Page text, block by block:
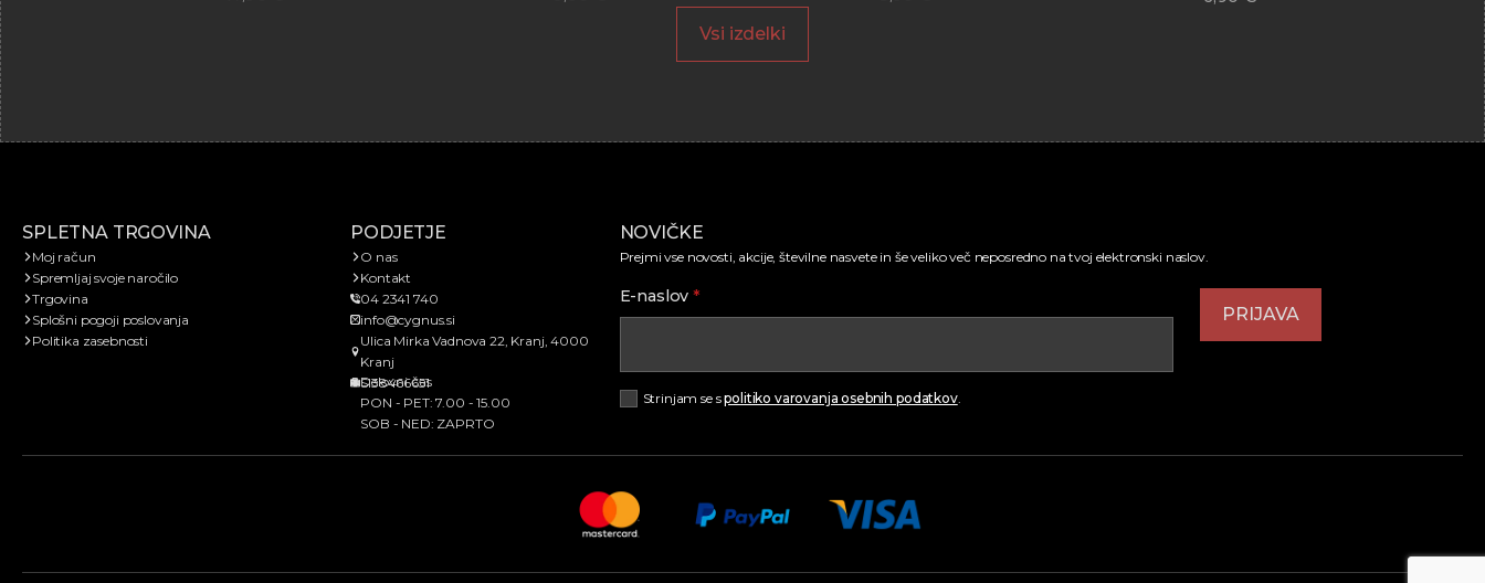
Vsi izdelki
SPLETNA TRGOVINA
Moj račun
Spremljaj svoje naročilo
Trgovina
Splošni pogoji poslovanja
Politika zasebnosti
PODJETJE
O nas
Kontakt
04 2341 740
info@cygnus.si
Ulica Mirka Vadnova 22, Kranj, 4000
Kranj
SI38466651
Delovni čas
PON - PET: 7.00 - 15.00
SOB - NED: ZAPRTO
NOVIČKE
Prejmi vse novosti, akcije, številne nasvete in še veliko več neposredno na tvoj elektronski naslov.
E-naslov *
Strinjam se spolitiko varovanja osebnih podatkov.
PRIJAVA